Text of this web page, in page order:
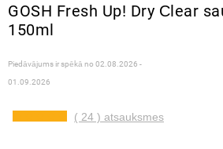
GOSH Fresh Up! Dry Сlear
150ml
Piedāvājums ir spēkā no 02.08.2026 -
01.09.2026
( 24 ) atsauksmes